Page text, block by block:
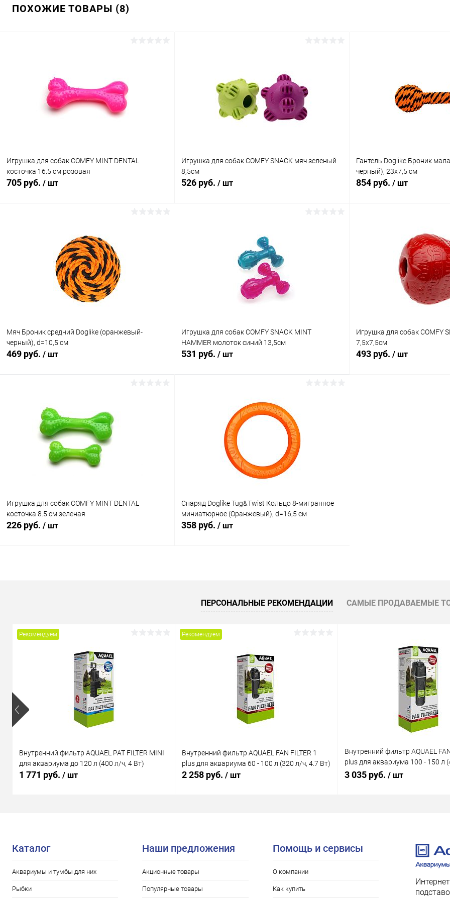
ПОХОЖИЕ ТОВАРЫ (8)
Игрушка для собак COMFY MINT DENTAL
косточка 16.5 см розовая
705 руб. / шт
Купить в 1 клик Сравнение
В наличии
Игрушка для собак COMFY SNACK мяч зеленый
8,5см
526 руб. / шт
В наличии
Гантель Doglike Броник
черный), 23х7,5 см
854 руб. / шт
Купить в 1 клик
В избранное
Мяч Броник средний Doglike (оранжевый-
черный), d=10,5 см
469 руб. / шт
Купить в 1 клик Сравнение
В избранное В наличии
Игрушка для собак COMFY SNACK MINT
HAMMER молоток синий 13,5см
531 руб. / шт
Купить в 1 клик Сравнение
В избранное В наличии
Игрушка для собак COMFY
7,5х7,5см
493 руб. / шт
Игрушка для собак COMFY MINT DENTAL
косточка 8.5 см зеленая
226 руб. / шт
Снаряд Doglike Tug&Twist Кольцо 8-мигранное
миниатюрное (Оранжевый), d=16,5 см
358 руб. / шт
В наличии
ПЕРСОНАЛЬНЫЕ РЕКОМЕНДАЦИИ САМЫЕ ПРОДАВАЕМЫЕ
Рекомендуем
Внутренний фильтр AQUAEL PAT FILTER MINI
для аквариума до 120 л (400 л/ч, 4 Вт)
1 771 руб. / шт
Рекомендуем
Внутренний фильтр AQUAEL FAN FILTER 1
plus для аквариума 60 - 100 л (320 л/ч, 4.7 Вт)
2 258 руб. / шт
Внутренний фильтр AQUAEL
plus для аквариума 100 - 150 л
Вт)
3 035 руб. / шт
Каталог
Аквариумы и тумбы для них
Рыбки
Наши предложения
Акционные товары
Популярные товары
Помощь и сервисы
О компании
Как купить